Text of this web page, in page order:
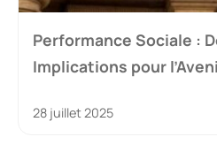
Performance Sociale :
Implications pour
28 juillet 2025